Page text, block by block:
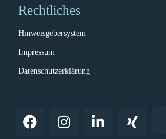
Rechtliches
Hinweisgebersystem
Impressum
Datenschutzerklärung